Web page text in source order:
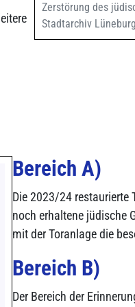
Zerstörung des
Stadtarchiv
Bereich A)
Die 2023/24 restaurierte
noch erhaltene jüdische
mit der Toranlage die
Bereich B)
Der Bereich der